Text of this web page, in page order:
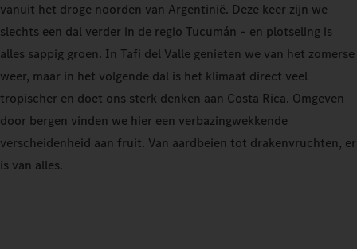
vanuit het droge noorden van Argentinië. Deze keer zijn we
slechts een dal verder in de regio Tucumán – en plotseling is
alles sappig groen. In Tafi del Valle genieten we van het zomerse
weer, maar in het volgende dal is het klimaat direct veel
tropischer en doet ons sterk denken aan Costa Rica. Omgeven
door bergen vinden we hier een verbazingwekkende
verscheidenheid aan fruit. Van aardbeien tot drakenvruchten, er
is van alles.